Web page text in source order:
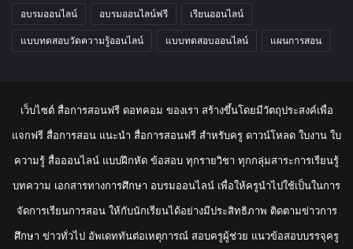
อบรมออนไลน์ อบรมออนไลน์ฟรี เรียนออนไลน์
แบบทดสอบวัดความรู้ออนไลน์ แบบทดสอบออนไลน์ แผนการสอน
เว็บไซต์ สื่อการสอนฟรี ดอทคอม ของเรา สร้างขึ้นโดยมีวัตถุประสงค์เพื่อ
แจกฟรี สื่อการสอน แนะนำ สื่อการสอนฟรี สำหรับครู ดาวน์โหลด ใบงาน ใบ
ความรู้ สื่อออนไลน์ แบบฝึกหัด ข้อสอบ ทุกรายวิชา ทุกกลุ่มสาระการเรียนรู้
บทความ เอกสารทางการศึกษา อบรมออนไลน์ เพื่อให้ครูนำไปใช้เป็นในการ
จัดการเรียนการสอน ให้กับนักเรียนได้อย่างมีประสิทธิภาพ ติดตามข่าวการ
ศึกษา ข่าวทั่วไป อัพเดททันต่อเหตุการณ์ สอบครูผู้ช่วย แนวข้อสอบบรรจุครู